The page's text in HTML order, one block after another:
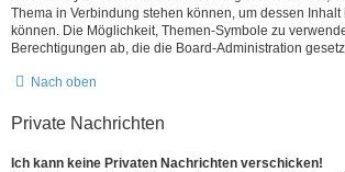
Thema in Verbindung stehen können, um dessen
können. Die Möglichkeit, Themen-Symbole zu
Berechtigungen ab, die die Board-Administration
Nach oben
Private Nachrichten
Ich kann keine Privaten Nachrichten verschicken!